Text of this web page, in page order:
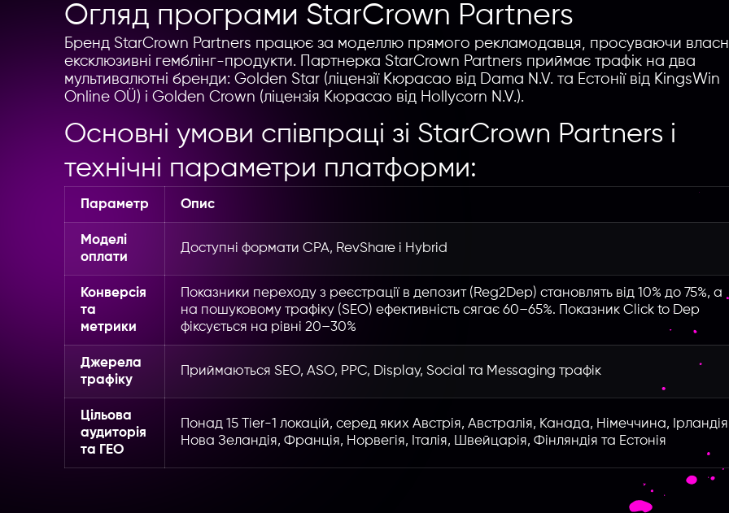
Огляд програми StarCrown Partners
Бренд StarCrown Partners працює за моделлю прямого рекламодавця, просуваючи
ексклюзивні гемблінг-продукти. Партнерка StarCrown Partners приймає трафік на два
мультивалютні бренди: Golden Star (ліцензії Кюрасао від Dama N.V. та Естонії від KingsWin
Online OÜ) і Golden Crown (ліцензія Кюрасао від Hollycorn N.V.).
Основні умови співпраці зі StarCrown Partners і
технічні параметри платформи:
Параметр Опис
Моделі
оплати
Доступні формати CPA, RevShare і Hybrid
Конверсія
та
метрики
Показники переходу з реєстрації в депозит (Reg2Dep) становлять від 10% до 75%, а
на пошуковому трафіку (SEO) ефективність сягає 60–65%. Показник Click to Dep
фіксується на рівні 20–30%
Джерела
трафіку
Приймаються SEO, ASO, PPC, Display, Social та Messaging трафік
Цільова
аудиторія
та ГЕО
Понад 15 Tier-1 локацій, серед яких Австрія, Австралія, Канада, Німеччина,
Нова Зеландія, Франція, Норвегія, Італія, Швейцарія, Фінляндія та Естонія